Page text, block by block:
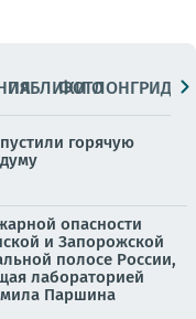
ПАБЛИКИ
ФОТОЛОНГРИДЫ
горячую
опасности
и Запорожской
полосе России,
лабораторией
Паршина